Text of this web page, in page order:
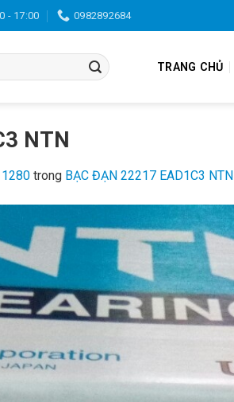
- 17:00 0982892684
TRANG CHỦ
NTN
trong BẠC ĐẠN 22217 EAD1C3 NTN